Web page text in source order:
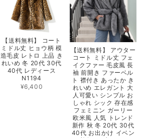
【送料無料】 コート
ミドル丈 ヒョウ柄 模
造毛皮 レトロ 上品 き
れいめ 冬 20代 30代
40代 レディース
N1194
¥6,400
【送料無料】 アウター
コート ミドル丈 フェ
イクファー 毛皮風 長
袖 前開き ファーベル
ト 襟付き あったか き
れいめ エレガント 大
人可愛い シンプル お
しゃれ シック 存在感
フェミニン ガーリー
欧米風 人気 トレンド
新作 秋 冬 20代 30代
40代 お出かけ イベン